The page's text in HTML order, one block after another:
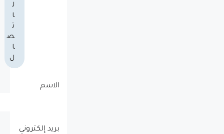
ل
ا
ت
ص
ا
ل
الاسم
بريد إلكتروني